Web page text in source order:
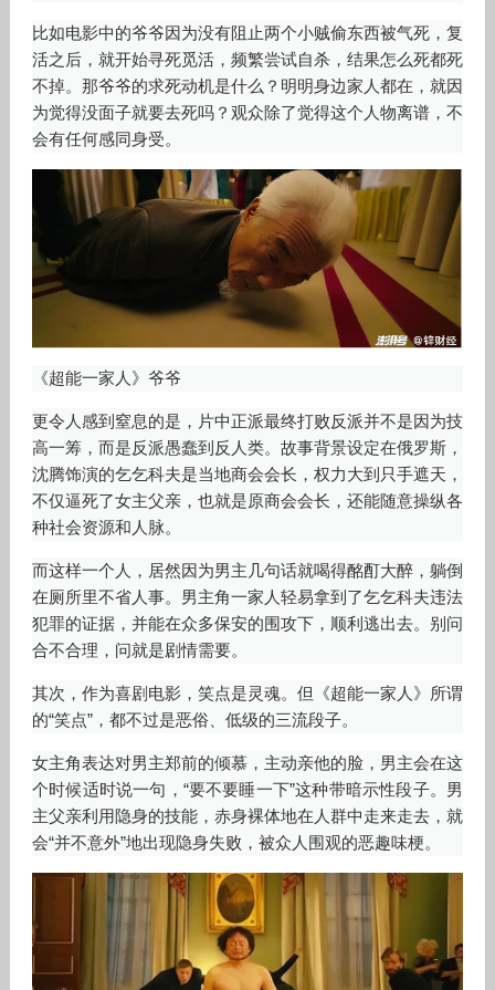
比如电影中的爷爷因为没有阻止两个小贼偷东西被气死，复
活之后，就开始寻死觅活，频繁尝试自杀，结果怎么死都死
不掉。那爷爷的求死动机是什么？明明身边家人都在，就因
为觉得没面子就要去死吗？观众除了觉得这个人物离谱，不
会有任何感同身受。
《超能一家人》爷爷
更令人感到窒息的是，片中正派最终打败反派并不是因为技
高一筹，而是反派愚蠢到反人类。故事背景设定在俄罗斯，
沈腾饰演的乞乞科夫是当地商会会长，权力大到只手遮天，
不仅逼死了女主父亲，也就是原商会会长，还能随意操纵各
种社会资源和人脉。
而这样一个人，居然因为男主几句话就喝得酩酊大醉，躺倒
在厕所里不省人事。男主角一家人轻易拿到了乞乞科夫违法
犯罪的证据，并能在众多保安的围攻下，顺利逃出去。别问
合不合理，问就是剧情需要。
其次，作为喜剧电影，笑点是灵魂。但《超能一家人》所谓
的“笑点”，都不过是恶俗、低级的三流段子。
女主角表达对男主郑前的倾慕，主动亲他的脸，男主会在这
个时候适时说一句，“要不要睡一下”这种带暗示性段子。男
主父亲利用隐身的技能，赤身裸体地在人群中走来走去，就
会“并不意外”地出现隐身失败，被众人围观的恶趣味梗。